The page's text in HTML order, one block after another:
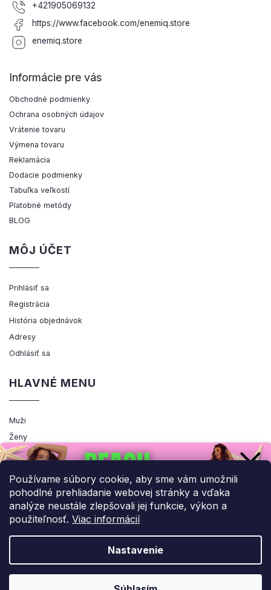
Používame súbory cookie, aby sme vám umožnili
pohodlné prehliadanie webovej stránky a vďaka
analýze neustále zlepšovali jej funkcie, výkon a
použiteľnosť. Viac informácií
Nastavenie
+421905069132
https://www.facebook.com/enemiq.store
enemiq.store
Informácie pre vás
Obchodné podmienky
Ochrana osobných údajov
Vrátenie tovaru
Výmena tovaru
Reklamácia
Dodacie podmienky
Tabuľka veľkostí
Platobné metódy
BLOG
MÔJ ÚČET
Prihlásiť sa
Registrácia
História objednávok
Adresy
Odhlásiť sa
HLAVNÉ MENU
Muži
Ženy
Výpredaj
Copyright 2026ENEMIQ.SK. Všetky práva vyhradené.
UPLATNIŤ ZĽAVU!